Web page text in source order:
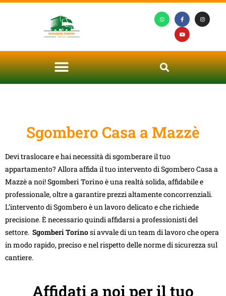
Sgombero Casa a Mazzè
Devi traslocare e hai necessità di sgomberare il tuo
appartamento? Allora affida il tuo intervento di Sgombero Casa a
Mazzè a noi!Sgomberi Torinoè una realtà solida, affidabile e
professionale, oltre a garantire prezzi altamente concorrenziali.
L’intervento di Sgombero è un lavoro delicato e che richiede
precisione. È necessario quindi affidarsi a professionisti del
settore. Sgomberi Torinosi avvale di un team di lavoro che opera
in modo rapido, preciso e nel rispetto delle norme di sicurezza sul
cantiere.
Affidati a noi per il tuo